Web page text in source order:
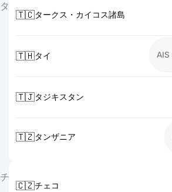
タ
🇹🇨タークス・カイコス諸島
🇹🇭タイ AIS
🇹🇯タジキスタン
🇹🇿タンザニア
チ
🇨🇿チェコ